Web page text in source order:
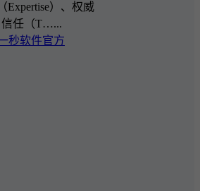
Expertise）、权威
信任（T…...
秒软件官方